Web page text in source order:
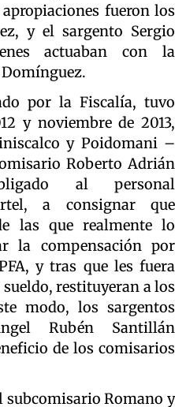
fueron los
y el sargento Sergio
actuaban con la
por la Fiscalía, tuvo
y noviembre de 2013,
y Poidomani –
Roberto Adrián
al personal
a consignar que
las que realmente lo
la compensación por
y tras que les fuera
restituyeran a los
modo, los sargentos
Rubén Santillán
de los comisarios
subcomisario Romano y